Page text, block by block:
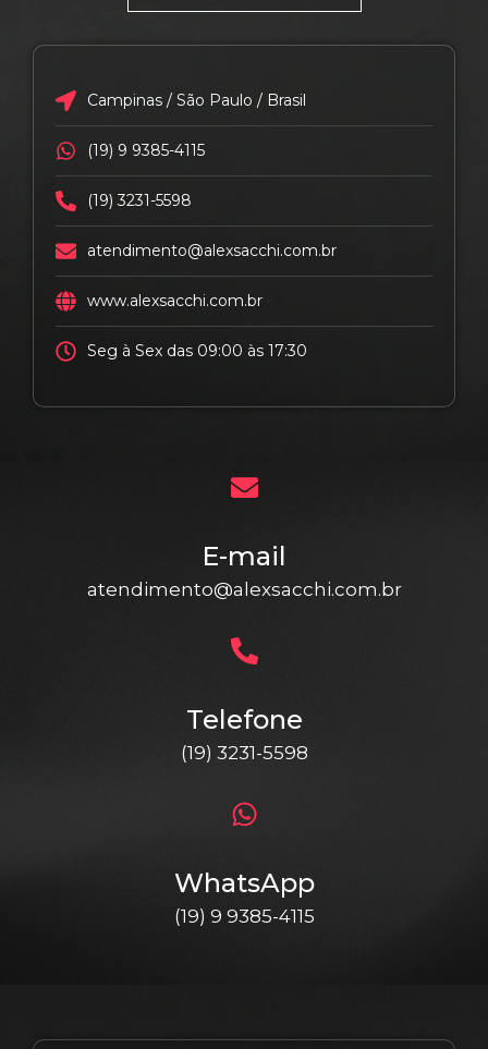
Campinas / São Paulo / Brasil
(19) 9 9385-4115
(19) 3231-5598
atendimento@alexsacchi.com.br
www.alexsacchi.com.br
Seg à Sex das 09:00 às 17:30
E-mail
atendimento@alexsacchi.com.br
Telefone
(19) 3231-5598
WhatsApp
(19) 9 9385-4115